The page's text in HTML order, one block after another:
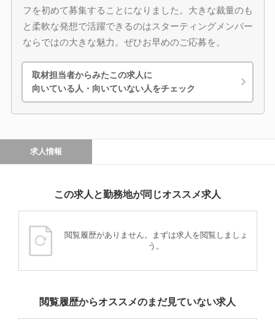
フを初めて募集することになりました。大きな裁量のも
と柔軟な発想で活躍できるのはスターティングメンバー
ならではの大きな魅力。ぜひお早めのご応募を。
取材担当者からみたこの求人に
向いている人・向いていない人をチェック
求人情報
この求人と勤務地が同じオススメ求人
閲覧履歴がありません。まずは求人を閲覧しましょ
う。
閲覧履歴からオススメのまだ見ていない求人